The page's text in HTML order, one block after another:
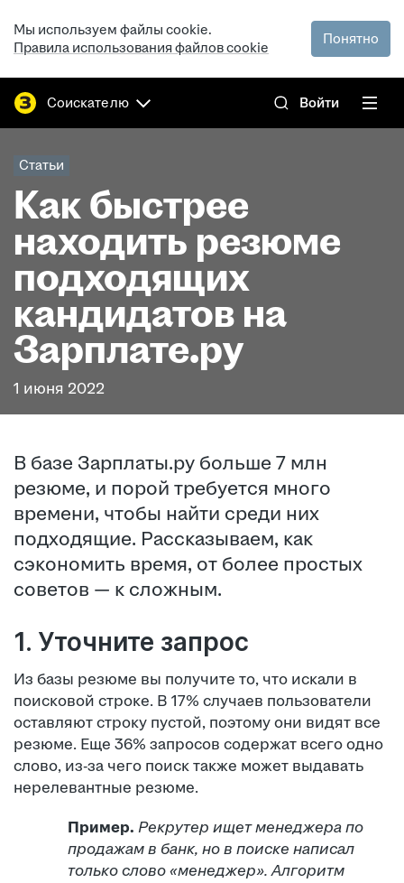
Мы используем файлы cookie.
Правила использования файлов cookie
Понятно
Соискателю Войти
Статьи
Как быстрее
находить резюме
подходящих
кандидатов на
Зарплате.ру
1 июня 2022
В базе Зарплаты.ру больше 7 млн
резюме, и порой требуется много
времени, чтобы найти среди них
подходящие. Рассказываем, как
сэкономить время, от более простых
советов — к сложным.
1. Уточните запрос
Из базы резюме вы получите то, что искали в
поисковой строке. В 17% случаев пользователи
оставляют строку пустой, поэтому они видят все
резюме. Еще 36% запросов содержат всего одно
слово, из-за чего поиск также может выдавать
нерелевантные резюме.
Пример. Рекрутер ищет менеджера по
продажам в банк, но в поиске написал
только слово «менеджер». Алгоритм